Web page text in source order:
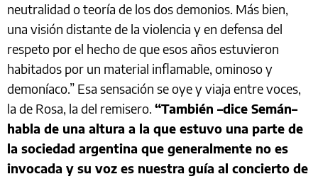
neutralidad o teoría de los dos demonios. Más bien,
una visión distante de la violencia y en defensa del
respeto por el hecho de que esos años estuvieron
habitados por un material inflamable, ominoso y
demoníaco.” Esa sensación se oye y viaja entre voces,
la de Rosa, la del remisero. “También –dice Semán–
habla de una altura a la que estuvo una parte de
la sociedad argentina que generalmente no es
invocada y su voz es nuestra guía al concierto de